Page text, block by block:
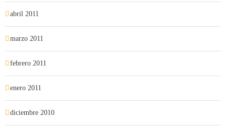
abril 2011
marzo 2011
febrero 2011
enero 2011
diciembre 2010